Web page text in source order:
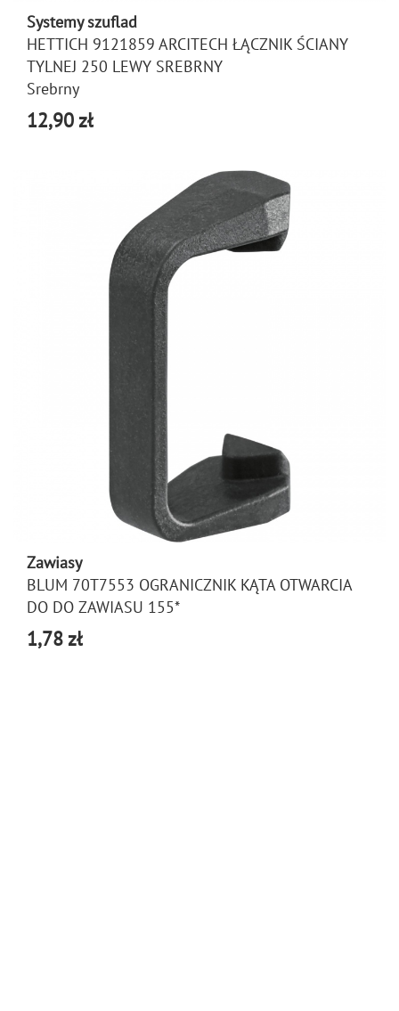
Systemy szuflad
HETTICH 9121859 ARCITECH ŁĄCZNIK ŚCIANY
TYLNEJ 250 LEWY SREBRNY
Srebrny
12,90 zł
Zawiasy
BLUM 70T7553 OGRANICZNIK KĄTA OTWARCIA
DO DO ZAWIASU 155*
1,78 zł